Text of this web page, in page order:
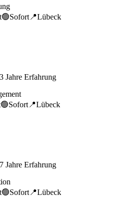
🟢Sofort 📍Lübeck
3 Jahre Erfahrung
🟢Sofort 📍Lübeck
7 Jahre Erfahrung
🟢Sofort 📍Lübeck